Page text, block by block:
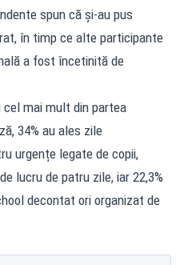
spun că și-au pus
în timp ce alte participante
a fost încetinită de
mai mult din partea
34% au ales zile
urgențe legate de copii,
lucru de patru zile, iar 22,3%
decontat ori organizat de